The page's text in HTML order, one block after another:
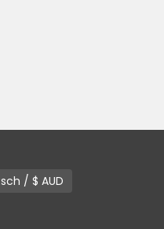
Deutsch / $ AUD